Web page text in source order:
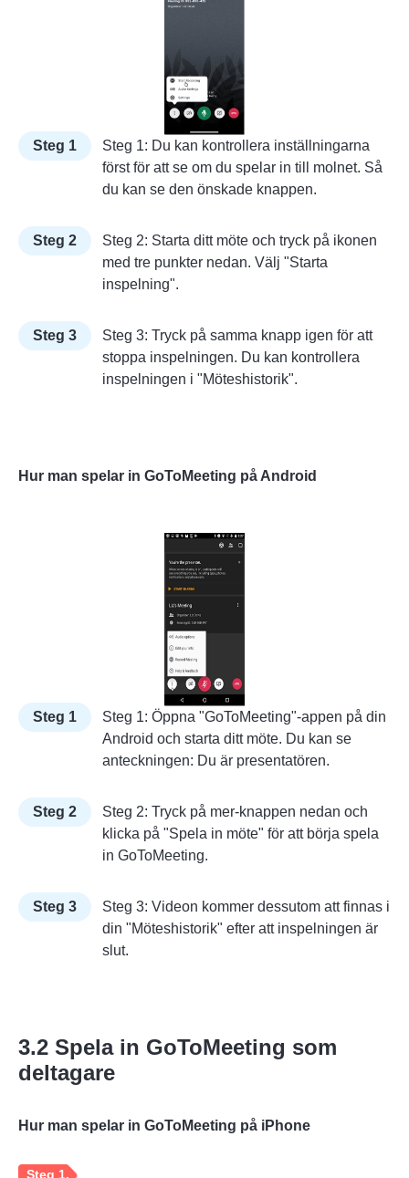
Steg 1
Steg 1: Du kan kontrollera inställningarna
först för att se om du spelar in till molnet. Så
du kan se den önskade knappen.
Steg 2
Steg 2: Starta ditt möte och tryck på ikonen
med tre punkter nedan. Välj "Starta
inspelning".
Steg 3
Steg 3: Tryck på samma knapp igen för att
stoppa inspelningen. Du kan kontrollera
inspelningen i "Möteshistorik".
Hur man spelar in GoToMeeting på Android
Steg 1
Steg 1: Öppna "GoToMeeting"-appen på din
Android och starta ditt möte. Du kan se
anteckningen: Du är presentatören.
Steg 2
Steg 2: Tryck på mer-knappen nedan och
klicka på "Spela in möte" för att börja spela
in GoToMeeting.
Steg 3
Steg 3: Videon kommer dessutom att finnas i
din "Möteshistorik" efter att inspelningen är
slut.
3.2 Spela in GoToMeeting som
deltagare
Hur man spelar in GoToMeeting på iPhone